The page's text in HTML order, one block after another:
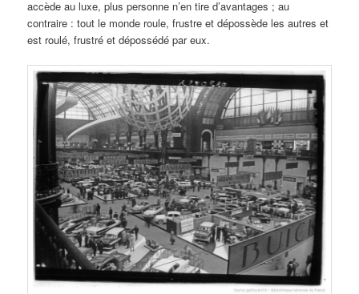
accède au luxe, plus personne n’en tire d’avantages ; au
contraire : tout le monde roule, frustre et dépossède les autres et
est roulé, frustré et dépossédé par eux.